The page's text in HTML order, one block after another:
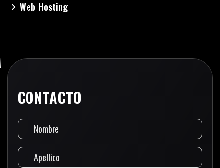
navigate_nextWeb Hosting
CONTACTO